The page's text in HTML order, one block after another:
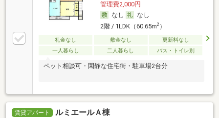
管理費2,000円
なし
なし
2階 / 1LDK（60.65m2）
礼金なし 敷金なし
更新料なし
一人暮らし
二人暮らし バス・トイレ別
ペット相談可・閑静な住宅街・駐車場2台分
賃貸アパート ルミエールＡ棟